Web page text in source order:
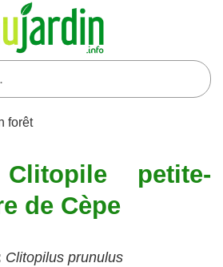
forêt
petite-
de Cèpe
Clitopilus prunulus